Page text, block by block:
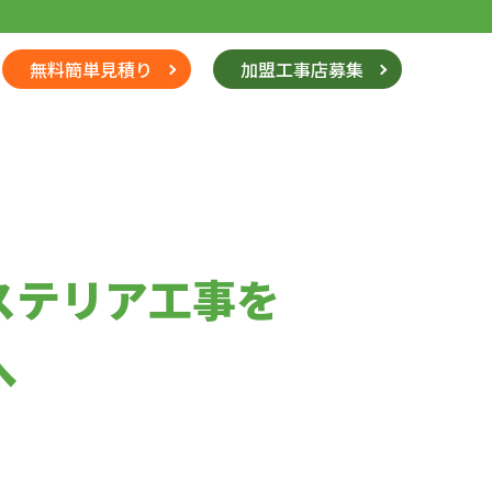
無料簡単見積り 加盟工事店募集
リア工事を